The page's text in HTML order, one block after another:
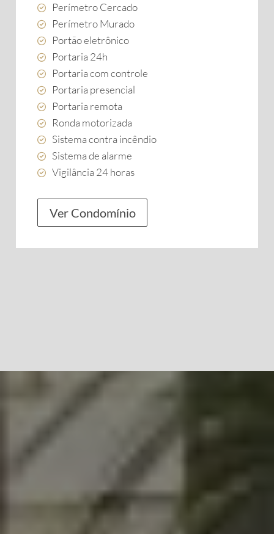
Perímetro Cercado
Perímetro Murado
Portão eletrônico
Portaria 24h
Portaria com controle
Portaria presencial
Portaria remota
Ronda motorizada
Sistema contra incêndio
Sistema de alarme
Vigilância 24 horas
Ver Condomínio